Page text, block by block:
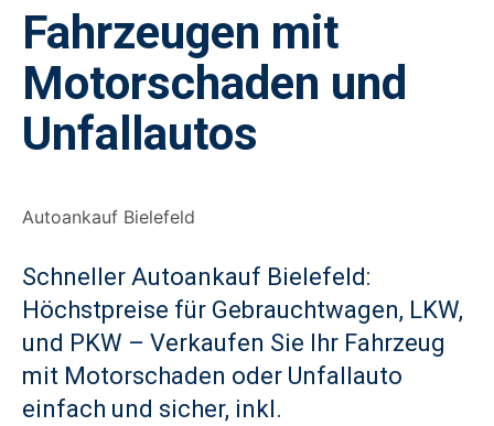
Fahrzeugen mit
Motorschaden und
Unfallautos
Autoankauf Bielefeld
Schneller Autoankauf Bielefeld:
Höchstpreise für Gebrauchtwagen, LKW,
und PKW – Verkaufen Sie Ihr Fahrzeug
mit Motorschaden oder Unfallauto
einfach und sicher, inkl.